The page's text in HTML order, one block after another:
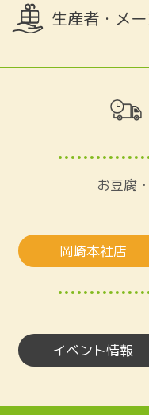
生産者・メ
お豆腐
岡崎本社店
イベント情報